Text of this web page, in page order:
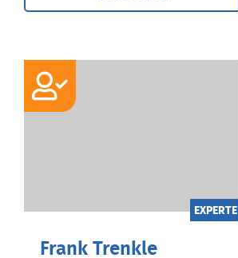
EXPERTE
Frank Trenkle